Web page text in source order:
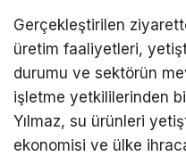
Gerçekleştirilen
üretim faaliyetleri,
durumu ve sektörün
işletme yetkililerinden
Yılmaz, su ürünleri
ekonomisi ve ülke